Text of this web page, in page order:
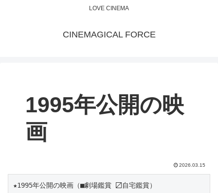
LOVE CINEMA
CINEMAGICAL FORCE
1995年公開の映
画
2026.03.15
★1995年公開の映画（■劇場鑑賞 〼自宅鑑賞）